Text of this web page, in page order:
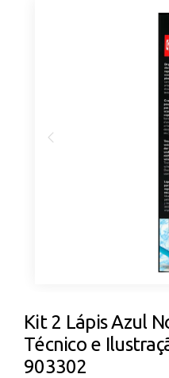
Kit 2 Lápis Azul
Técnico e
903302